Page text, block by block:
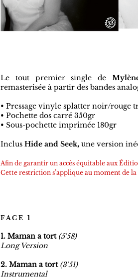
Le tout premier single de
remasterisée à partir des bandes
• Pressage vinyle splatter noir/rouge
• Pochette dos carré 350gr
• Sous-pochette imprimée 180gr
Inclus Hide and Seek, une version
Afin de garantir un accès équitable aux
Cette restriction s’applique au moment de
F A C E 1
1. Maman a tort (5'58)
Long Version
2. Maman a tort (3'51)
Instrumental